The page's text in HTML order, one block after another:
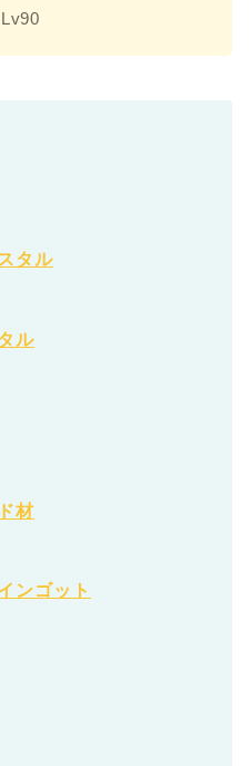
タル
ル
材
ンゴット